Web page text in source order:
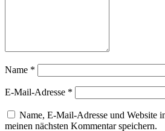
Name *
E-Mail-Adresse *
Name, E-Mail-Adresse und Website
meinen nächsten Kommentar speichern.